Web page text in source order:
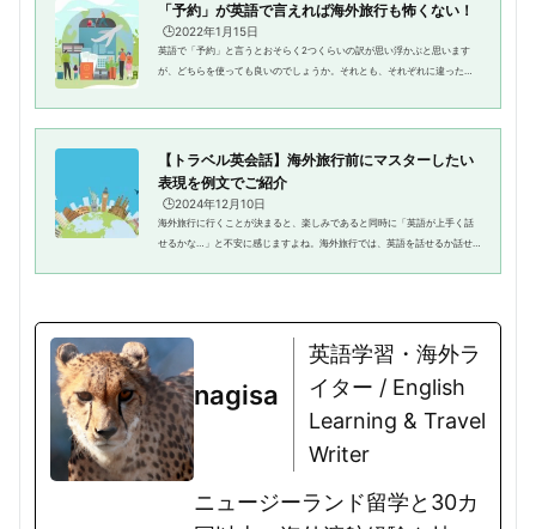
「予約」が英語で言えれば海外旅行も怖くない！
🕒️2022年1月15日
英語で「予約」と言うとおそらく2つくらいの訳が思い浮かぶと思います
が、どちらを使っても良いのでしょうか。それとも、それぞれに違った意
伝えたいことが伝わらないので、...
【トラベル英会話】海外旅行前にマスターしたい
表現を例文でご紹介
🕒️2024年12月10日
海外旅行に行くことが決まると、楽しみであると同時に「英語が上手く話
せるかな…」と不安に感じますよね。海外旅行では、英語を話せるか話せ
nagisa
英語学習・海外ラ
イター / English
Learning & Travel
Writer
ニュージーランド留学と30カ